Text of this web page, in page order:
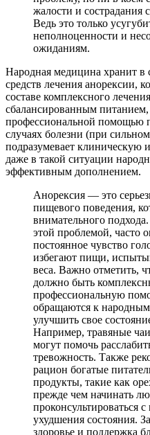
жалости и
Ведь это только
неполноценности и
ожиданиям.
Народная медицина хранит в
средств лечения анорексии,
составе комплексного
сбалансированным
профессиональной помощью
случаях болезни (при
подразумевает клиническую
даже в такой ситуации
эффективным дополнением.
Анорексия — это
пищевого поведения,
внимательного
этой проблемой, часто
постоянное чувство
избегают пищи,
веса. Важно отметить,
должно быть
профессиональную
обращаются к народным
улучшить свое
Например, травяные
могут помочь
тревожность. Также
рацион богатые
продукты, такие как
прежде чем начинать
проконсультироваться
ухудшения состояния.
здоровье и поддержка